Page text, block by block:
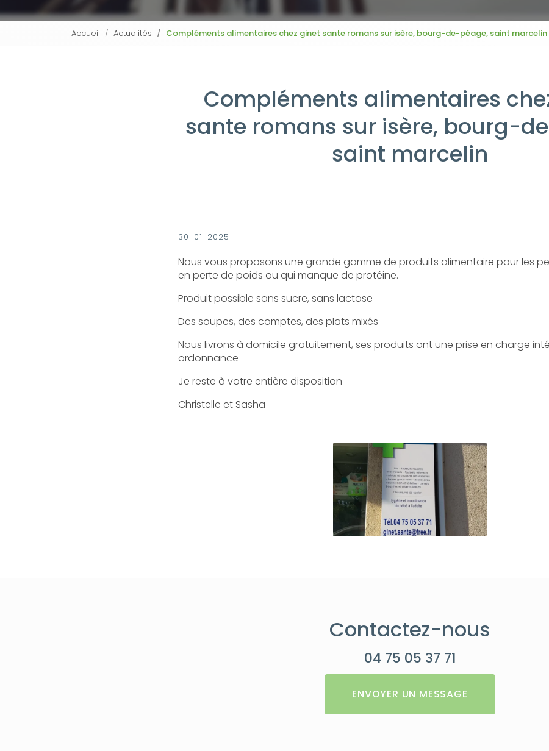
Accueil Actualités Compléments alimentaires chez ginet sante romans sur isère, bourg-de-péage, saint marcelin
Compléments alimentaires
sante romans sur isère, bourg-
saint marcelin
30-01-2025
Nous vous proposons une grande gamme de produits alimentaire pour les
en perte de poids ou qui manque de protéine.
Produit possible sans sucre, sans lactose
Des soupes, des comptes, des plats mixés
Nous livrons à domicile gratuitement, ses produits ont une prise en charge
ordonnance
Je reste à votre entière disposition
Christelle et Sasha
Contactez-nous
04 75 05 37 71
ENVOYER UN MESSAGE